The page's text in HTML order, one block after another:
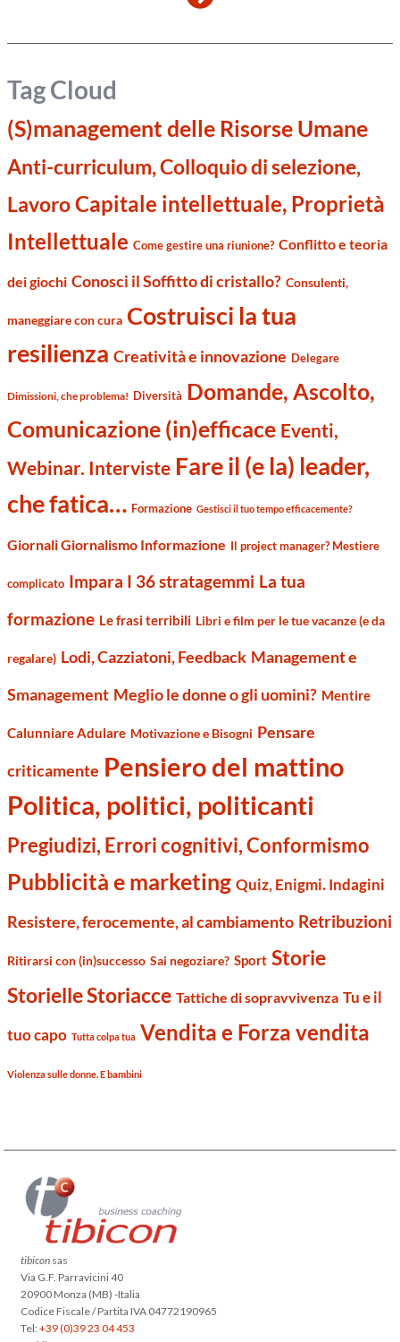
Tag Cloud
(S)management delle Risorse Umane
Anti-curriculum, Colloquio di selezione,
LavoroCapitale intellettuale, Proprietà
Intellettuale Come gestire una riunione? Conflitto e teoria
dei giochi Conosci il Soffitto di cristallo? Consulenti,
maneggiare con cura Costruisci la tua
resilienza Creatività e innovazione Delegare
Dimissioni, che problema! Diversità Domande, Ascolto,
Comunicazione (in)efficace Eventi,
Webinar. Interviste Fare il (e la) leader,
che fatica… Formazione Gestisci il tuo tempo efficacemente?
Giornali Giornalismo Informazione Il project manager? Mestiere
complicato Impara I 36 stratagemmi La tua
formazione Le frasi terribili Libri e film per le tue vacanze (e da
regalare) Lodi, Cazziatoni, Feedback Management e
Smanagement Meglio le donne o gli uomini? Mentire
Calunniare Adulare Motivazione e Bisogni Pensare
criticamente Pensiero del mattino
Politica, politici, politicanti
Pregiudizi, Errori cognitivi, Conformismo
Pubblicità e marketing Quiz, Enigmi. Indagini
Resistere, ferocemente, al cambiamento Retribuzioni
Ritirarsi con (in)successo Sai negoziare? Sport Storie
Storielle Storiacce Tattiche di sopravvivenza Tu e il
tuo capo Tutta colpa tua Vendita e Forza vendita
Violenza sulle donne. E bambini
tibicon sas
Via G.F. Parravicini 40
20900 Monza (MB) -Italia
Codice Fiscale / Partita IVA 04772190965
Tel:+39 (0)39 23 04 453